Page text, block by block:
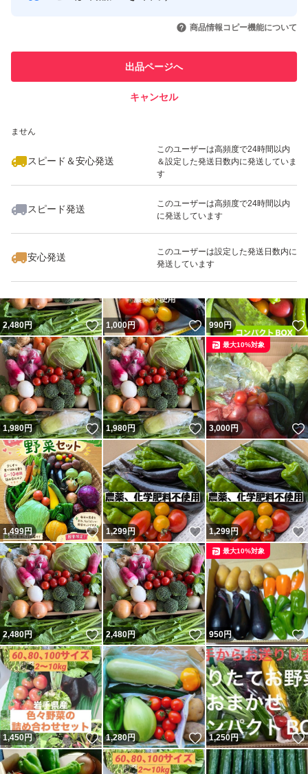
引を完了させた実績があります
での取引実績があります
ません
スピード＆安心発送
このユーザーは高頻度で24時間以内
＆設定した発送日数内に発送していま
す
スピード発送
このユーザーは高頻度で24時間以内
に発送しています
安心発送
このユーザーは設定した発送日数内に
発送しています
商品情報コピー機能について
出品ページへ
キャンセル
いいね！
1,350
2,480円 いいね！
1,000円 いいね！
990円
1,980円 いいね！
1,980円 いいね！
3,000円
最大10%対象
1,499円 いいね！
1,299円 いいね！
1,299円
2,480円 いいね！
2,480円 いいね！
950円
最大10%対象
1,450円 いいね！
1,280円 いいね！
1,250円